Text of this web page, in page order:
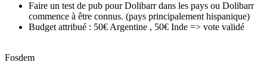
Faire un test de pub pour Dolibarr dans les pays ou Dolibarr
commence à être connus. (pays principalement hispanique)
Budget attribué : 50€ Argentine , 50€ Inde => vote validé
Fosdem